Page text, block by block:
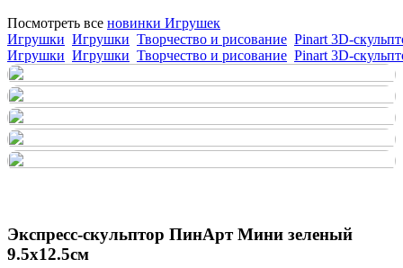
Посмотреть все новинки Игрушек
Игрушки Игрушки Творчество и рисование Pinart 3D-
Игрушки Игрушки Творчество и рисование Pinart 3D-
Экспресс-скульптор ПинАрт Мини зеленый
9.5х12.5см